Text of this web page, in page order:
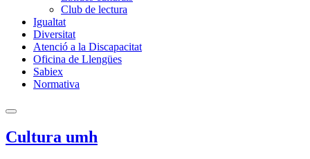
Club de lectura
Igualtat
Diversitat
Atenció a la Discapacitat
Oficina de Llengües
Sabiex
Normativa
Cultura umh